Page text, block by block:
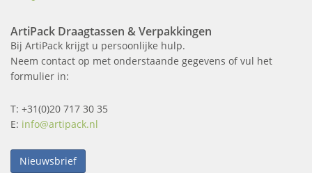
ArtiPack Draagtassen & Verpakkingen
Bij ArtiPack krijgt u persoonlijke hulp.
Neem contact op met onderstaande gegevens of vul het
formulier in:
T: +31(0)20 717 30 35
E: info@artipack.nl
Nieuwsbrief